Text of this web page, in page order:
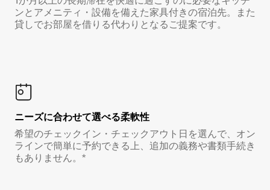
ンとアメニティ・設備を備えた家具付きの宿泊先。また
貸しでお部屋を借りる代わりとなるご提案です。
ニーズに合わせて選べる柔軟性
希望のチェックイン・チェックアウト日を選んで、オン
ラインで簡単に予約できる上、追加の義務や書類手続き
もありません。*